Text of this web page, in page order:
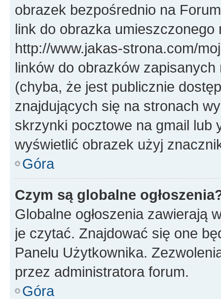
obrazek bezpośrednio na
link do obrazka
http://www.jakas-strona.com/
linków do obrazków
(chyba, że jest publicznie
znajdujących się na stronach
skrzynki pocztowe na gmail lub
wyświetlić obrazek użyj
Góra
Czym są globalne
Globalne ogłoszenia zawierają
je czytać. Znajdować się one
Panelu Użytkownika.
przez administratora forum.
Góra